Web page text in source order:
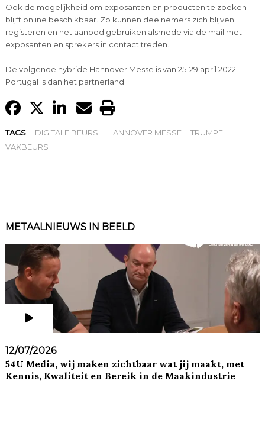
Ook de mogelijkheid om exposanten en producten te zoeken
blijft online beschikbaar. Zo kunnen deelnemers zich blijven
registeren en het aanbod gebruiken alsmede via de mail met
exposanten en sprekers in contact treden.
De volgende hybride Hannover Messe is van 25-29 april 2022.
Portugal is dan het partnerland.
TAGS DIGITALE BEURS HANNOVER MESSE
TRUMPF
VAKBEURS
METAALNIEUWS IN BEELD
12/07/2026
54U Media, wij maken zichtbaar wat jij maakt, met
Kennis, Kwaliteit en Bereik in de Maakindustrie